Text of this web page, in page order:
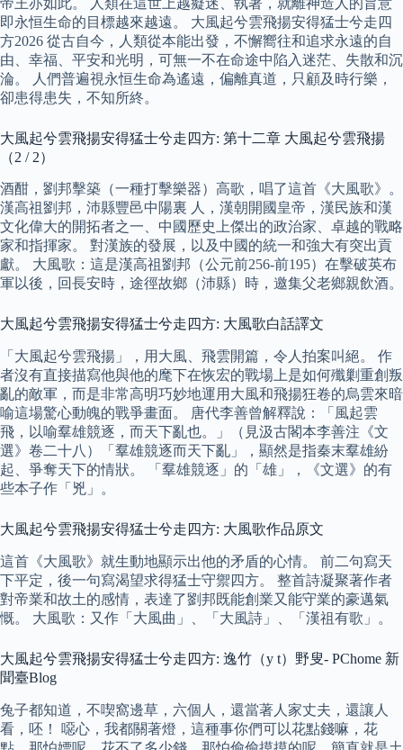
即永恒生命的目標越來越遠。 大風起兮雲飛揚安得猛士兮走四
方2026 從古自今，人類從本能出發，不懈嚮往和追求永遠的自
由、幸福、平安和光明，可無一不在命途中陷入迷茫、失散和沉
淪。 人們普遍視永恒生命為遙遠，偏離真道，只顧及時行樂，
卻患得患失，不知所終。
大風起兮雲飛揚安得猛士兮走四方: 第十二章 大風起兮雲飛揚
（2 / 2）
酒酣，劉邦擊築（一種打擊樂器）高歌，唱了這首《大風歌》。
漢高祖劉邦，沛縣豐邑中陽裏 人，漢朝開國皇帝，漢民族和漢
文化偉大的開拓者之一、中國歷史上傑出的政治家、卓越的戰略
家和指揮家。 對漢族的發展，以及中國的統一和強大有突出貢
獻。 大風歌：這是漢高祖劉邦（公元前256-前195）在擊破英布
軍以後，回長安時，途徑故鄉（沛縣）時，邀集父老鄉親飲酒。
大風起兮雲飛揚安得猛士兮走四方: 大風歌白話譯文
「大風起兮雲飛揚」，用大風、飛雲開篇，令人拍案叫絕。 作
者沒有直接描寫他與他的麾下在恢宏的戰場上是如何殲剿重創叛
亂的敵軍，而是非常高明巧妙地運用大風和飛揚狂卷的烏雲來暗
喻這場驚心動魄的戰爭畫面。 唐代李善曾解釋說：「風起雲
飛，以喻羣雄競逐，而天下亂也。」（見汲古閣本李善注《文
選》卷二十八）「羣雄競逐而天下亂」，顯然是指秦末羣雄紛
起、爭奪天下的情狀。 「羣雄競逐」的「雄」，《文選》的有
些本子作「兇」。
大風起兮雲飛揚安得猛士兮走四方: 大風歌作品原文
這首《大風歌》就生動地顯示出他的矛盾的心情。 前二句寫天
下平定，後一句寫渴望求得猛士守禦四方。 整首詩凝聚著作者
對帝業和故土的感情，表達了劉邦既能創業又能守業的豪邁氣
慨。 大風歌：又作「大風曲」、「大風詩」、「漢祖有歌」。
大風起兮雲飛揚安得猛士兮走四方: 逸竹（y t）野叟- PChome 新
聞臺Blog
兔子都知道，不喫窩邊草，六個人，還當著人家丈夫，還讓人
看，呸！ 噁心，我都關著燈，這種事你們可以花點錢嘛，花